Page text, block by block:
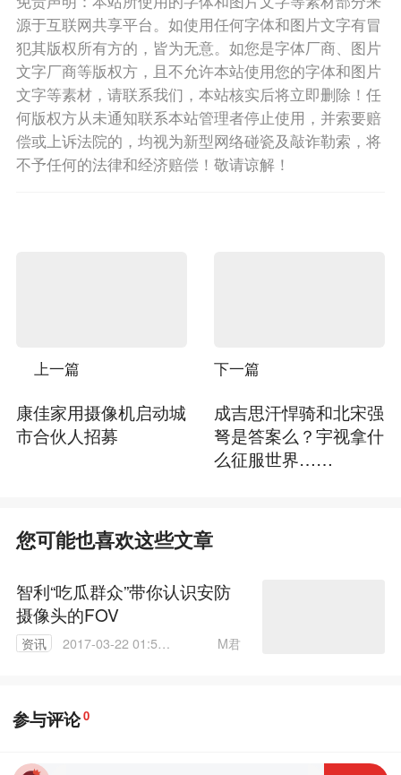
源于互联网共享平台。如使用任何字体和图片文字有冒
犯其版权所有方的，皆为无意。如您是字体厂商、图片
文字厂商等版权方，且不允许本站使用您的字体和图片
文字等素材，请联系我们，本站核实后将立即删除！任
何版权方从未通知联系本站管理者停止使用，并索要赔
偿或上诉法院的，均视为新型网络碰瓷及敲诈勒索，将
不予任何的法律和经济赔偿！敬请谅解！
上一篇
康佳家用摄像机启动城
市合伙人招募
下一篇
成吉思汗悍骑和北宋强
弩是答案么？宇视拿什
么征服世界……
您可能也喜欢这些文章
智利“吃瓜群众”带你认识安防
摄像头的FOV
资讯
2017-03-22 01:57:
M君
参与评论0